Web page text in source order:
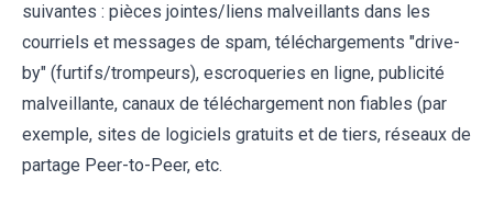
suivantes : pièces jointes/liens malveillants dans les
courriels et messages de spam, téléchargements "drive-
by" (furtifs/trompeurs), escroqueries en ligne, publicité
malveillante, canaux de téléchargement non fiables (par
exemple, sites de logiciels gratuits et de tiers, réseaux de
partage Peer-to-Peer, etc.